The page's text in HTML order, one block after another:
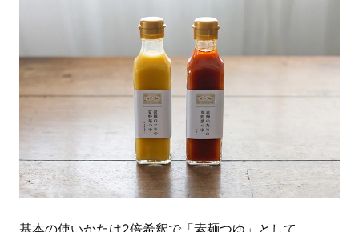
基本の使いかたは2倍希釈で「素麺つゆ」として。